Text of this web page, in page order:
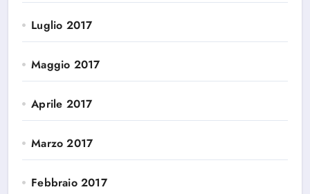
Luglio 2017
Maggio 2017
Aprile 2017
Marzo 2017
Febbraio 2017